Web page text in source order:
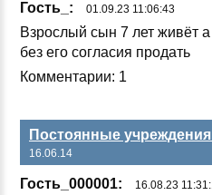
Гость_: 01.09.23 11:06:43
Взрос­лый сын 7 лет жи­вёт
без его сог­ла­сия про­дать
Комментарии: 1
Постоянные
16.06.14
Гость_000001: 16.08.23